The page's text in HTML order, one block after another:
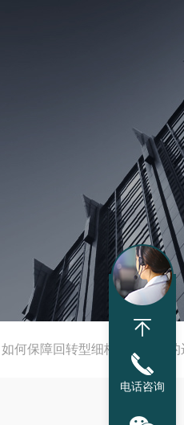
如何保障回转型细格栅除污机
电话咨询